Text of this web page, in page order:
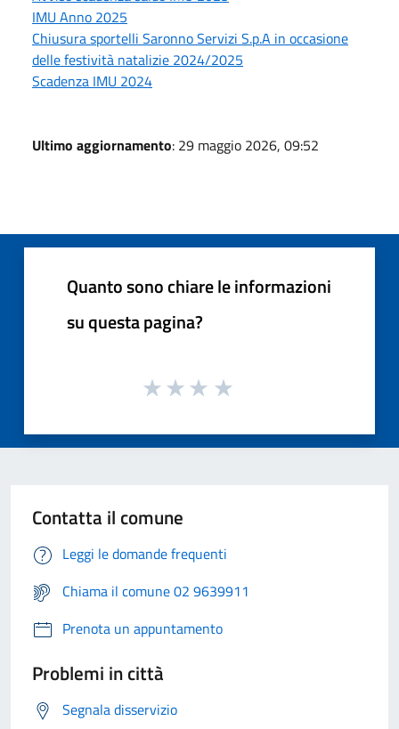
IMU Anno 2025
Chiusura sportelli Saronno Servizi S.p.A in occasione
delle festività natalizie 2024/2025
Scadenza IMU 2024
Ultimo aggiornamento: 29 maggio 2026, 09:52
Quanto sono chiare le informazioni
su questa pagina?
Contatta il comune
Leggi le domande frequenti
Chiama il comune 02 9639911
Prenota un appuntamento
Problemi in città
Segnala disservizio